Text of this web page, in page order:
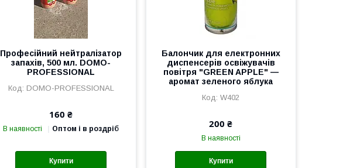
Професійний нейтралізатор
запахів, 500 мл. DOMO-
PROFESSIONAL
DOMO-PROFESSIONAL
160 ₴
В наявності Оптом і в роздріб
Купити
Балончик для електронних
диспенсерів освіжувачів
повітря "GREEN APPLE" —
аромат зеленого яблука
W402
200 ₴
В наявності
Купити